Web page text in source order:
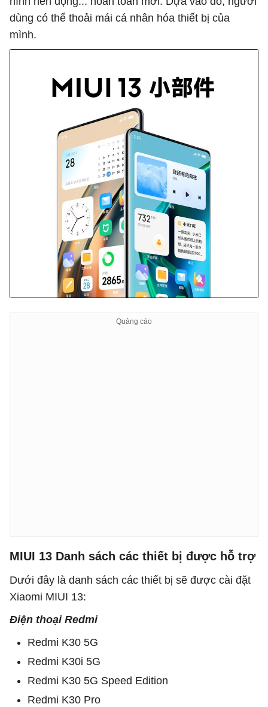
dùng có thể thoải mái cá nhân hóa thiết bị của
mình.
MIUI 13 Danh sách các thiết bị được hỗ trợ
Dưới đây là danh sách các thiết bị sẽ được cài đặt
Xiaomi MIUI 13:
Điện thoại Redmi
Redmi K30 5G
Redmi K30i 5G
Redmi K30 5G Speed Edition
Redmi K30 Pro